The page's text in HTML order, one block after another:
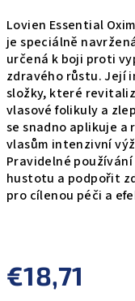
Lovien Essential
je speciálně
určená k boji proti
zdravého růstu. Její
složky, které
vlasové folikuly a
se snadno aplikuje
vlasům intenzivní
Pravidelné
hustotu a podpořit
pro cílenou péči a
€18,71